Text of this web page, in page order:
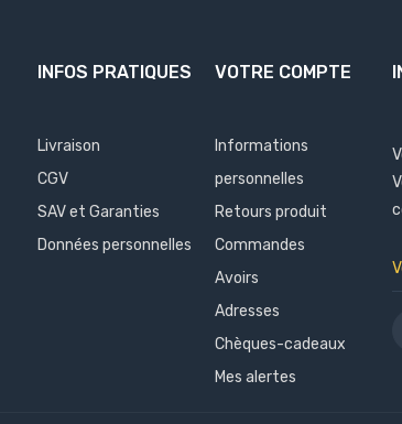
INFOS PRATIQUES
Livraison
CGV
SAV et Garanties
Données personnelles
VOTRE COMPTE
Informations
personnelles
Retours produit
Commandes
Avoirs
Adresses
Chèques-cadeaux
Mes alertes